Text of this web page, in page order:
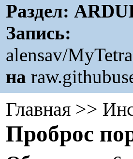
Раздел:
Запись:
alensav/
на
Главная >>
Проброс